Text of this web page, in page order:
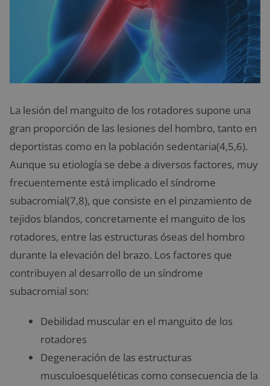
La lesión del manguito de los rotadores supone una
gran proporción de las lesiones del hombro, tanto en
deportistas como en la población sedentaria(4,5,6).
Aunque su etiología se debe a diversos factores, muy
frecuentemente está implicado el síndrome
subacromial(7,8), que consiste en el pinzamiento de
tejidos blandos, concretamente el manguito de los
rotadores, entre las estructuras óseas del hombro
durante la elevación del brazo. Los factores que
contribuyen al desarrollo de un síndrome
subacromial son:
Debilidad muscular en el manguito de los
rotadores
Degeneración de las estructuras
musculoesqueléticas como consecuencia de la